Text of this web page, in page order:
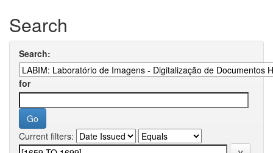
Search
Search:
for
Current filters: